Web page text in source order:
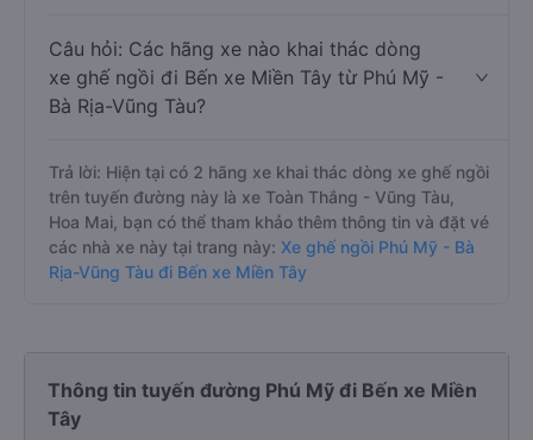
Câu hỏi: Các hãng xe nào khai thác dòng
xe ghế ngồi đi Bến xe Miền Tây từ Phú Mỹ -
Bà Rịa-Vũng Tàu?
Trả lời: Hiện tại có 2 hãng xe khai thác dòng xe ghế ngồi
trên tuyến đường này là xe Toàn Thắng - Vũng Tàu,
Hoa Mai, bạn có thể tham khảo thêm thông tin và đặt vé
các nhà xe này tại trang này: Xe ghế ngồi Phú Mỹ - Bà
Rịa-Vũng Tàu đi Bến xe Miền Tây
Thông tin tuyến đường Phú Mỹ đi Bến xe Miền
Tây